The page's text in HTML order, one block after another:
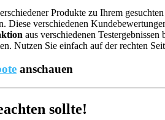
Produkte zu Ihrem
Diese verschiedenen
aus verschiedenen
Nutzen Sie einfach auf der rechten
anschauen
sollte!